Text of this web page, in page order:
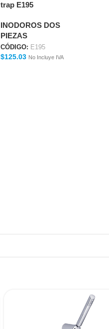
trap E195
INODOROS DOS
PIEZAS
CÓDIGO: E195
$125.03 No Incluye IVA